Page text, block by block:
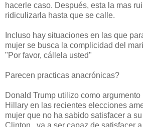
hacerle caso. Después, esta la mas
ridiculizarla hasta que se calle.
Incluso hay situaciones en las que
mujer se busca la complicidad del
"Por favor, cállela usted"
Parecen practicas anacrónicas?
Donald Trump utilizo como
Hillary en las recientes elecciones
mujer que no ha sabido satisfacer a su
Clinton...va a ser capaz de satisfacer